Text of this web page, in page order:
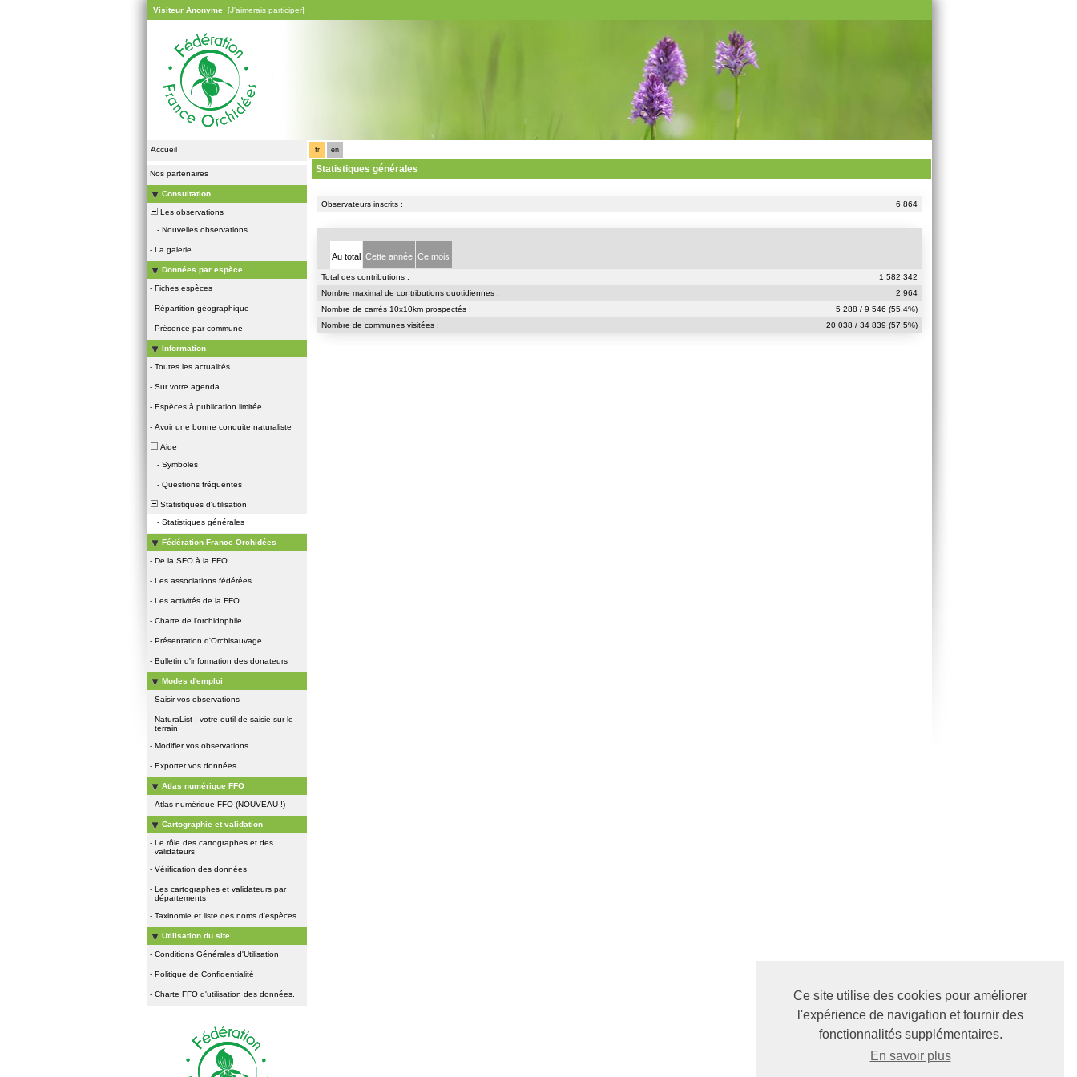
Ce site utilise des cookies pour améliorer
l'expérience de navigation et fournir des
fonctionnalités supplémentaires.
En savoir plus
Visiteur Anonyme [J'aimerais participer]
Accueil
Nos partenaires
Consultation
Les observations
- Nouvelles observations
- La galerie
Données par espèce
- Fiches espèces
- Répartition géographique
- Présence par commune
Information
- Toutes les actualités
- Sur votre agenda
- Espèces à publication limitée
- Avoir une bonne conduite naturaliste
Aide
- Symboles
- Questions fréquentes
Statistiques d'utilisation
- Statistiques générales
Fédération France Orchidées
- De la SFO à la FFO
- Les associations fédérées
- Les activités de la FFO
- Charte de l'orchidophile
- Présentation d'Orchisauvage
- Bulletin d'information des donateurs
Modes d'emploi
- Saisir vos observations
- NaturaList : votre outil de saisie sur le
terrain
- Modifier vos observations
- Exporter vos données
Atlas numérique FFO
- Atlas numérique FFO (NOUVEAU !)
Cartographie et validation
- Le rôle des cartographes et des
validateurs
- Vérification des données
- Les cartographes et validateurs par
départements
- Taxinomie et liste des noms d'espèces
Utilisation du site
- Conditions Générales d'Utilisation
- Politique de Confidentialité
- Charte FFO d'utilisation des données.
fr en
Statistiques générales
Observateurs inscrits : 6 864
Au total Cette année Ce mois
Total des contributions :
1 582 342
Nombre maximal de contributions quotidiennes :
2 964
Nombre de carrés 10x10km prospectés :
5 288 / 9 546 (55.4%)
Nombre de communes visitées :
20 038 / 34 839 (57.5%)